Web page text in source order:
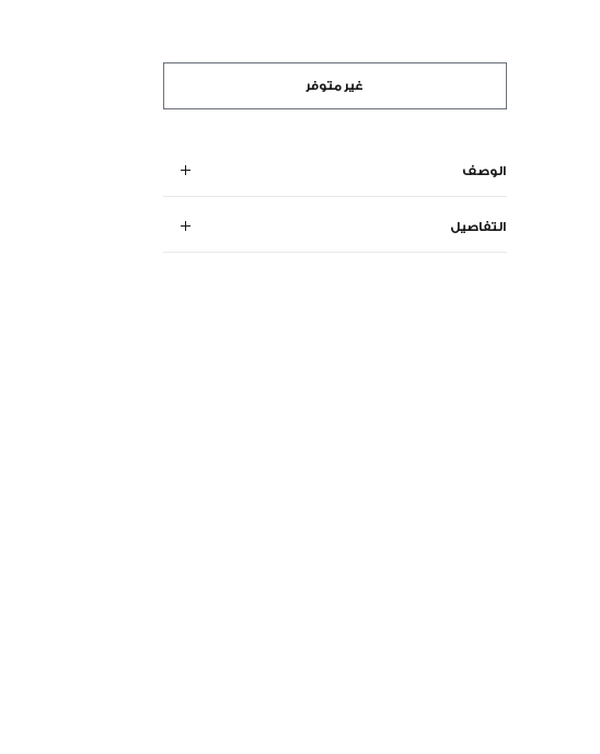
غير متوفر
الوصف
التفاصيل